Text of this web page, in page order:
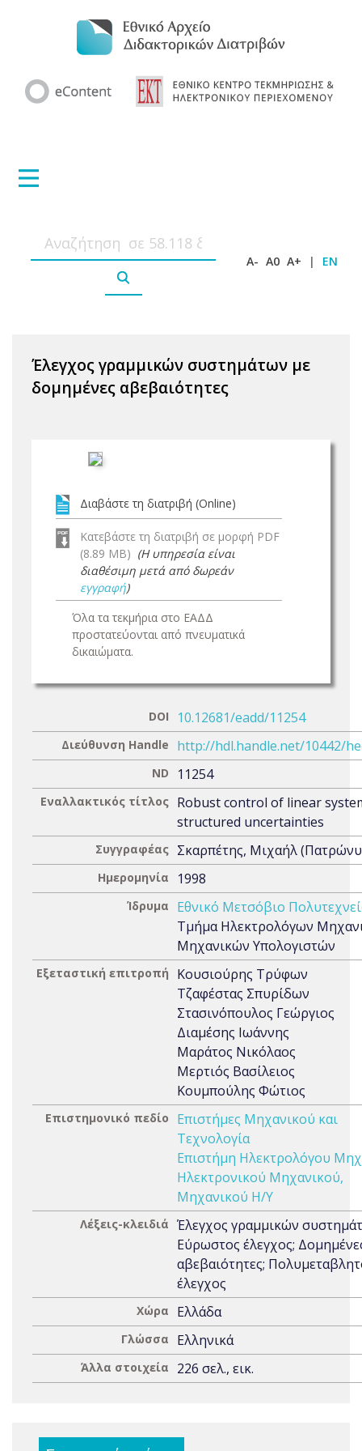
A- A0 A+ | EN
Έλεγχος γραμμικών συστημάτων με
δομημένες αβεβαιότητες
Διαβάστε τη διατριβή (Online)
Κατεβάστε τη διατριβή σε μορφή PDF
(8.89 MB) (Η υπηρεσία είναι
διαθέσιμη μετά από δωρεάν
εγγραφή)
Όλα τα τεκμήρια στο ΕΑΔΔ
προστατεύονται από πνευματικά
δικαιώματα.
DOI 10.12681/eadd/11254
Διεύθυνση Handle http://hdl.handle.net/10442/
ND 11254
Εναλλακτικός τίτλος Robust control of linear
structured uncertainties
Συγγραφέας Σκαρπέτης, Μιχαήλ
Ημερομηνία 1998
Ίδρυμα
Εθνικό Μετσόβιο
Τμήμα Ηλεκτρολόγων
Μηχανικών Υπολογιστών
Εξεταστική επιτροπή
Κουσιούρης Τρύφων
Τζαφέστας Σπυρίδων
Στασινόπουλος Γεώργιος
Διαμέσης Ιωάννης
Μαράτος Νικόλαος
Μερτιός Βασίλειος
Κουμπούλης Φώτιος
Επιστημονικό πεδίο
Επιστήμες Μηχανικού και
Τεχνολογία
Επιστήμη Ηλεκτρολόγου
Ηλεκτρονικού Μηχανικού,
Μηχανικού Η/Υ
Λέξεις-κλειδιά Έλεγχος γραμμικών
Εύρωστος έλεγχος;
αβεβαιότητες;
έλεγχος
Χώρα Ελλάδα
Γλώσσα Ελληνικά
Άλλα στοιχεία 226 σελ., εικ.